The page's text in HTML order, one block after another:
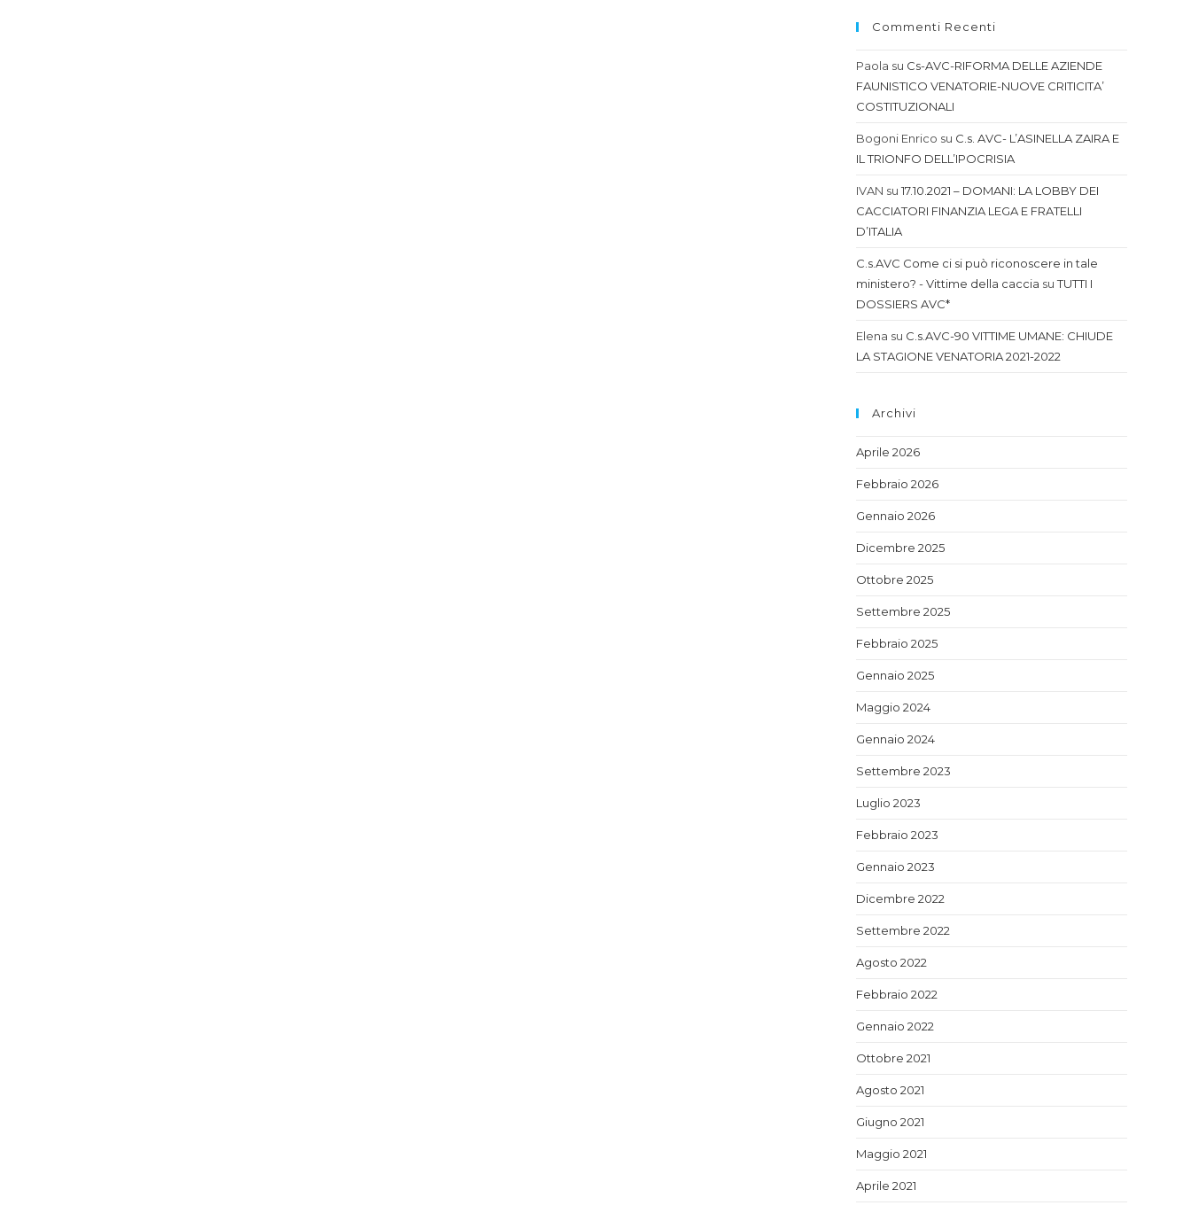
Commenti Recenti
Paola su Cs-AVC-RIFORMA DELLE AZIENDE
FAUNISTICO VENATORIE-NUOVE CRITICITA’
COSTITUZIONALI
Bogoni Enrico su C.s. AVC- L’ASINELLA ZAIRA E
IL TRIONFO DELL’IPOCRISIA
IVAN su 17.10.2021 – DOMANI: LA LOBBY DEI
CACCIATORI FINANZIA LEGA E FRATELLI
D’ITALIA
C.s.AVC Come ci si può riconoscere in tale
ministero? - Vittime della caccia suTUTTI I
DOSSIERS AVC*
Elena su C.s.AVC-90 VITTIME UMANE: CHIUDE
LA STAGIONE VENATORIA 2021-2022
Archivi
Aprile 2026
Febbraio 2026
Gennaio 2026
Dicembre 2025
Ottobre 2025
Settembre 2025
Febbraio 2025
Gennaio 2025
Maggio 2024
Gennaio 2024
Settembre 2023
Luglio 2023
Febbraio 2023
Gennaio 2023
Dicembre 2022
Settembre 2022
Agosto 2022
Febbraio 2022
Gennaio 2022
Ottobre 2021
Agosto 2021
Giugno 2021
Maggio 2021
Aprile 2021